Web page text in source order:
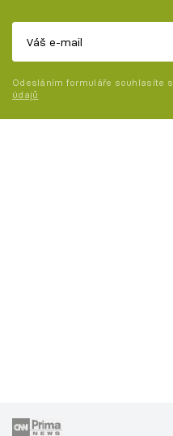
Odesláním formuláře souhlasíte s
údajů